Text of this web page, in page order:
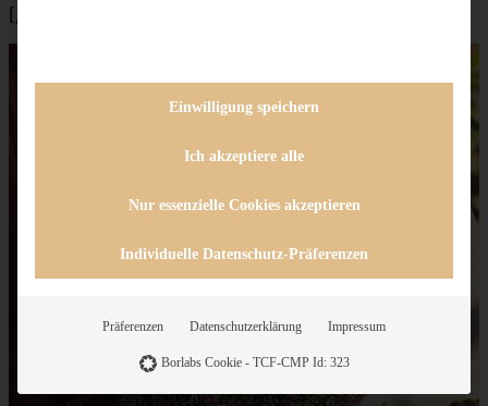
[/tabs]
Einwilligung speichern
Ich akzeptiere alle
Nur essenzielle Cookies akzeptieren
Individuelle Datenschutz-Präferenzen
Präferenzen Datenschutzerklärung Impressum
Borlabs Cookie - TCF-CMP Id: 323